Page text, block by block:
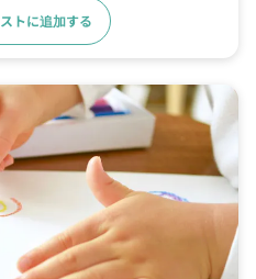
トに追加する